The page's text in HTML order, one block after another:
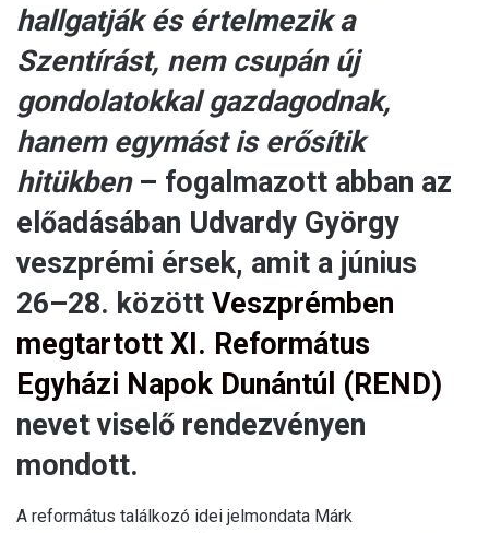
hallgatják és értelmezik a
Szentírást, nem csupán új
gondolatokkal gazdagodnak,
hanem egymást is erősítik
hitükben– fogalmazott abban az
előadásában Udvardy György
veszprémi érsek, amit a június
26–28. között Veszprémben
megtartott XI. Református
Egyházi Napok Dunántúl (REND)
nevet viselő rendezvényen
mondott.
A református találkozó idei jelmondata Márk